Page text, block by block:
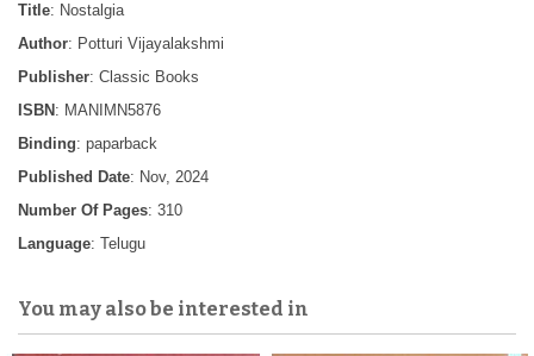
Title: Nostalgia
Author: Potturi Vijayalakshmi
Publisher: Classic Books
ISBN : MANIMN5876
Binding: paparback
Published Date: Nov, 2024
Number Of Pages: 310
Language: Telugu
You may also be interested in